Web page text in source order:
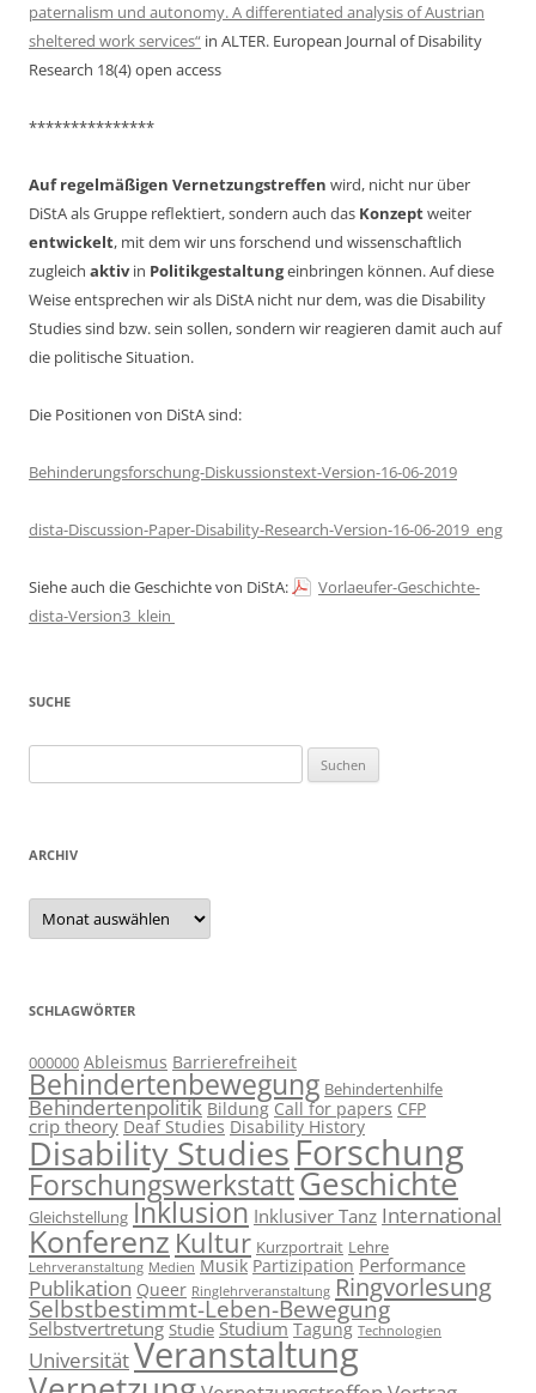
paternalism und autonomy. A differentiated analysis of Austrian
sheltered work services“ in ALTER. European Journal of Disability
Research 18(4) open access
***************
Auf regelmäßigen Vernetzungstreffen wird, nicht nur über
DiStA als Gruppe reflektiert, sondern auch das Konzeptweiter
entwickelt, mit dem wir uns forschend und wissenschaftlich
zugleich aktivin Politikgestaltungeinbringen können. Auf diese
Weise entsprechen wir als DiStA nicht nur dem, was die Disability
Studies sind bzw. sein sollen, sondern wir reagieren damit auch auf
die politische Situation.
Die Positionen von DiStA sind:
Behinderungsforschung-Diskussionstext-Version-16-06-2019
dista-Discussion-Paper-Disability-Research-Version-16-06-2019_eng
Siehe auch die Geschichte von DiStA:
Vorlaeufer-Geschichte-
dista-Version3_klein
SUCHE
nach:
ARCHIV
Archiv
SCHLAGWÖRTER
000000 Ableismus Barrierefreiheit
Behindertenbewegung Behindertenhilfe
Behindertenpolitik Bildung Call for papers CFP
crip theory Deaf Studies Disability History
Disability StudiesForschung
ForschungswerkstattGeschichte
Gleichstellung Inklusion Inklusiver Tanz International
Konferenz Kultur Kurzportrait Lehre
Lehrveranstaltung Medien Musik Partizipation Performance
Publikation Queer Ringlehrveranstaltung Ringvorlesung
Selbstbestimmt-Leben-Bewegung
Selbstvertretung Studie Studium Tagung Technologien
UniversitätVeranstaltung